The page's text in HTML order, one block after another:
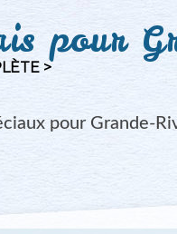
pour
>
pour Grande-